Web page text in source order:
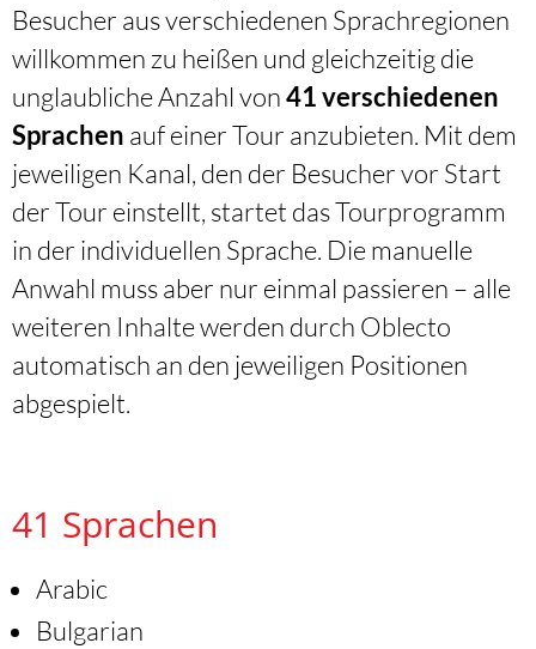
Besucher aus verschiedenen Sprachregionen
willkommen zu heißen und gleichzeitig die
unglaubliche Anzahl von41 verschiedenen
Sprachen auf einer Tour anzubieten. Mit dem
jeweiligen Kanal, den der Besucher vor Start
der Tour einstellt, startet das Tourprogramm
in der individuellen Sprache. Die manuelle
Anwahl muss aber nur einmal passieren – alle
weiteren Inhalte werden durch Oblecto
automatisch an den jeweiligen Positionen
abgespielt.
41 Sprachen
Arabic
Bulgarian